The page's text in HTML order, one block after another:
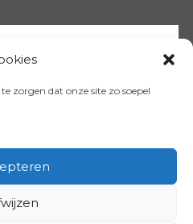
zorgen dat onze site zo soepel
OP: